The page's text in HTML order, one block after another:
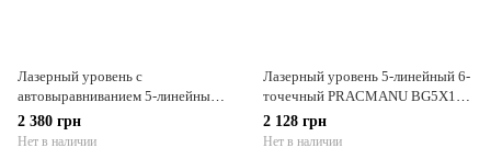
Лазерный уровень с
автовыравниванием 5-линейный
6-точечный PRACMANU 5LG11
(зелёный)
2 380 грн
Нет в наличии
Лазерный уровень 5-линейный 6-
точечный PRACMANU BG5X11
(зелёный)
2 128 грн
Нет в наличии